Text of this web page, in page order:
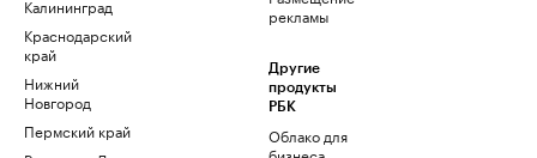
Калининград
Краснодарский
край
Нижний
Новгород
Пермский край
рекламы
Другие
продукты
РБК
Облако для